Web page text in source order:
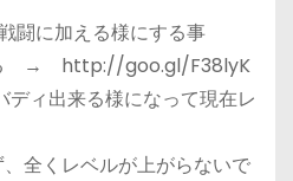
闘に加える様にする事
る → http://goo.gl/F38lyK
ィ出来る様になって現在レ
全くレベルが上がらないで